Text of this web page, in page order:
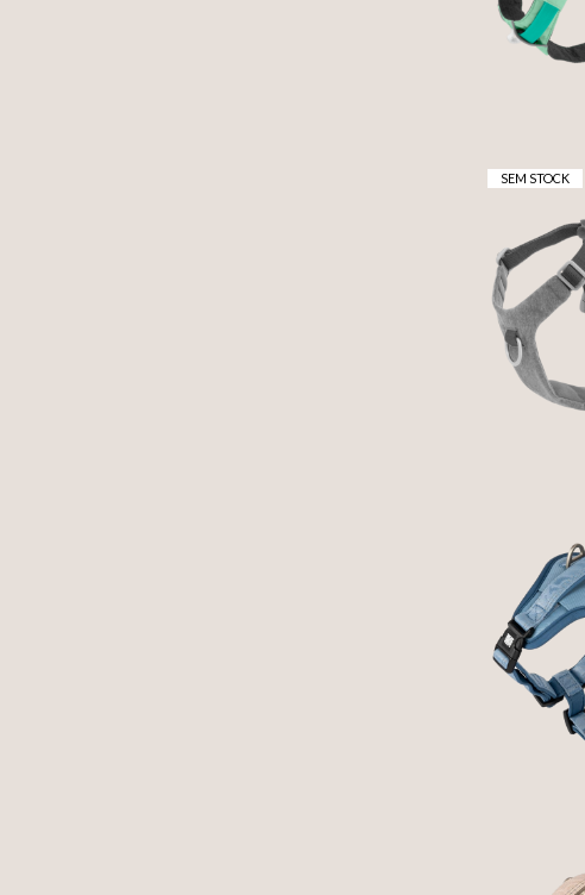
SEM STOCK
ECO -